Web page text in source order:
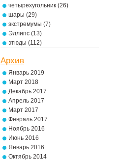
четырехугольник (26)
шары (29)
экстремумы (7)
Эллипс (13)
этюды (112)
Архив
Январь 2019
Март 2018
Декабрь 2017
Апрель 2017
Март 2017
Февраль 2017
Ноябрь 2016
Июнь 2016
Январь 2016
Октябрь 2014